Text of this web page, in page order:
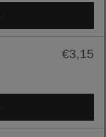
€3,15